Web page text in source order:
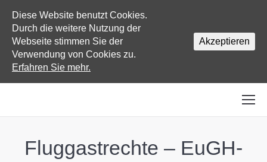
Fluggastrechte – EuGH-
Diese Website benutzt Cookies.
Durch die weitere Nutzung der
Webseite stimmen Sie der
Verwendung von Cookies zu.
Erfahren Sie mehr.
Akzeptieren